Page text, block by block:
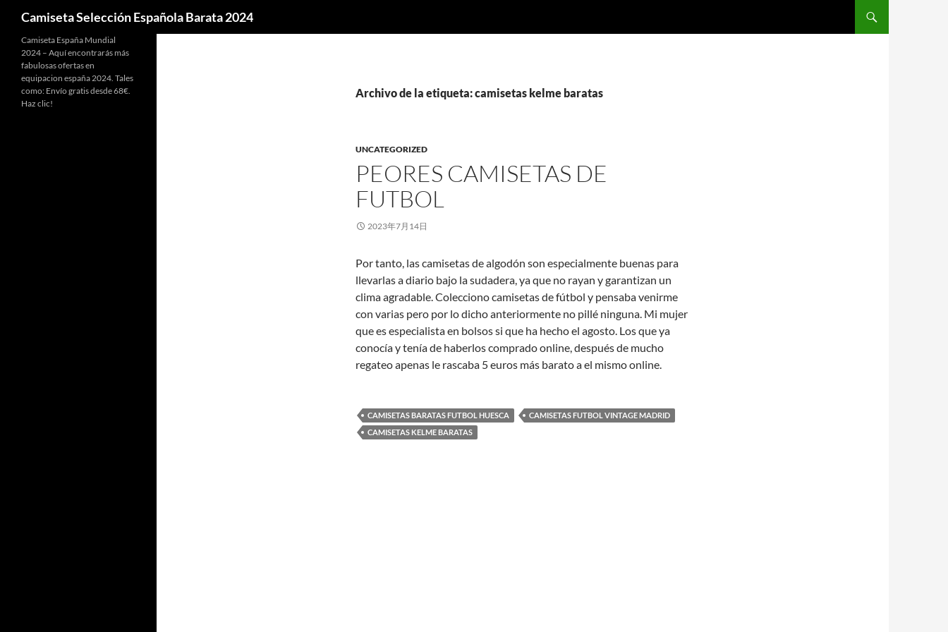
Camiseta Selección Española Barata 2024
Archivo de la etiqueta: camisetas kelme baratas
UNCATEGORIZED
PEORES CAMISETAS DE
FUTBOL
2023年7月14日
Por tanto, las camisetas de algodón son especialmente buenas para
llevarlas a diario bajo la sudadera, ya que no rayan y garantizan un
clima agradable. Colecciono camisetas de fútbol y pensaba venirme
con varias pero por lo dicho anteriormente no pillé ninguna. Mi mujer
que es especialista en bolsos si que ha hecho el agosto. Los que ya
conocía y tenía de haberlos comprado online, después de mucho
regateo apenas le rascaba 5 euros más barato a el mismo online.
CAMISETAS BARATAS FUTBOL HUESCA
CAMISETAS FUTBOL VINTAGE MADRID
CAMISETAS KELME BARATAS
Camiseta España Mundial
2024 – Aquí encontrarás más
fabulosas ofertas en
equipacion españa 2024. Tales
como: Envío gratis desde 68€.
Haz clic!